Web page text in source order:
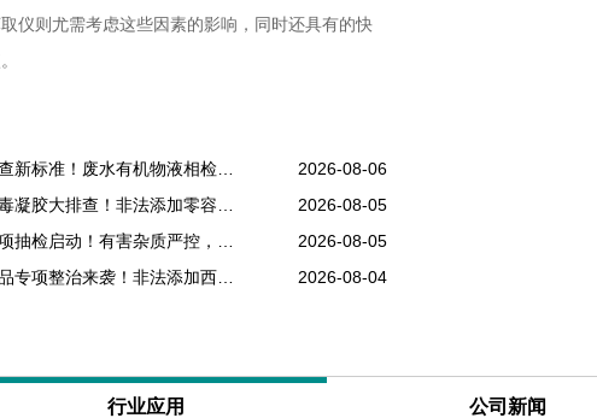
仪则尤需考虑这些因素的影响，同时还具有的快
2026-08-06
2026-08-05
2026-08-05
2026-08-04
行业应用 公司新闻